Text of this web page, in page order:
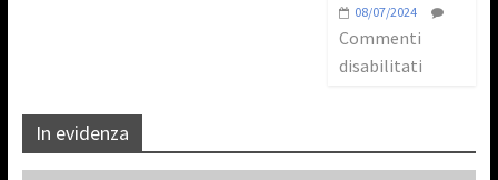
08/07/2024
Commenti
disabilitati
In evidenza